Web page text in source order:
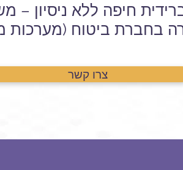
חיפה ללא ניסיון –
בחברת ביטוח (מערכות
צרו קשר